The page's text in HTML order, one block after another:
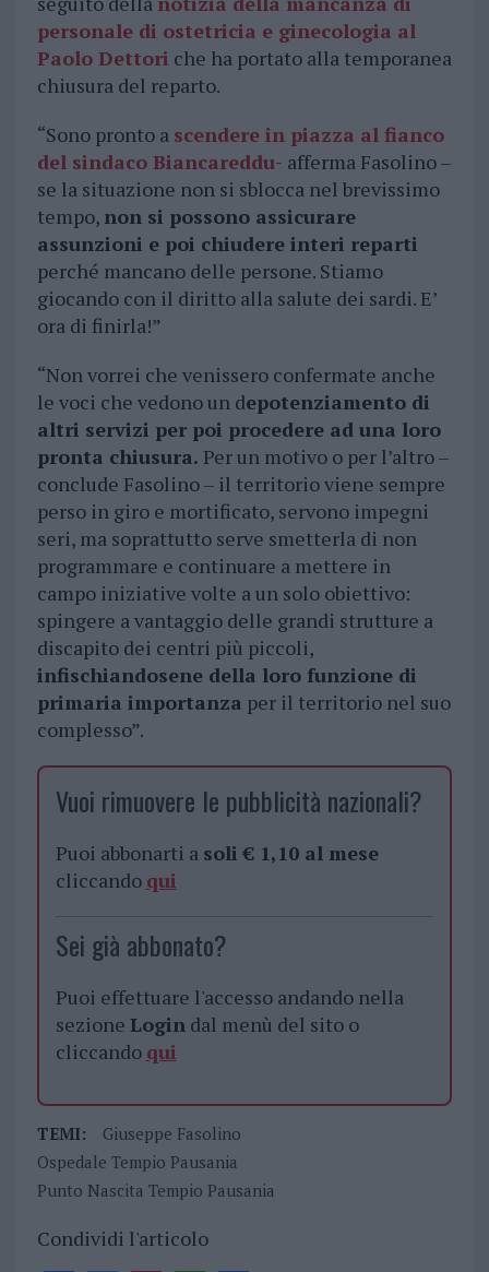
personale di ostetricia e ginecologia al
Paolo Dettori che ha portato alla temporanea
chiusura del reparto.
“Sono pronto a scendere in piazza al fianco
del sindaco Biancareddu- afferma Fasolino –
se la situazione non si sblocca nel brevissimo
tempo, non si possono assicurare
assunzioni e poi chiudere interi reparti
perché mancano delle persone. Stiamo
giocando con il diritto alla salute dei sardi. E’
ora di finirla!”
“Non vorrei che venissero confermate anche
le voci che vedono un depotenziamento di
altri servizi per poi procedere ad una loro
pronta chiusura. Per un motivo o per l’altro –
conclude Fasolino – il territorio viene sempre
perso in giro e mortificato, servono impegni
seri, ma soprattutto serve smetterla di non
programmare e continuare a mettere in
campo iniziative volte a un solo obiettivo:
spingere a vantaggio delle grandi strutture a
discapito dei centri più piccoli,
infischiandosene della loro funzione di
primaria importanza per il territorio nel suo
complesso”.
Vuoi rimuovere le pubblicità nazionali?
Puoi abbonarti a soli € 1,10 al mese
cliccando qui
Sei già abbonato?
Puoi effettuare l'accesso andando nella
sezione Logindal menù del sito o
cliccando qui
TEMI:
Giuseppe Fasolino
Ospedale Tempio Pausania
Punto Nascita Tempio Pausania
Condividi l'articolo